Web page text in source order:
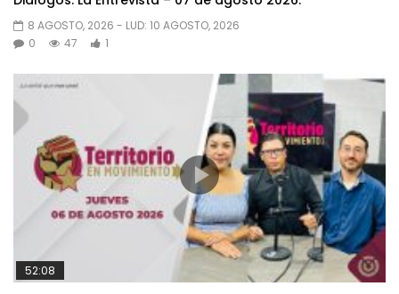
8 AGOSTO, 2026 - LUD: 10 AGOSTO, 2026
0
47 1
52:08